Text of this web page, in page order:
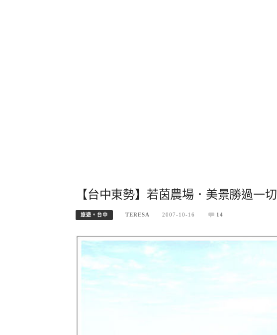
【台中東勢】若茵農場．美景勝過一切
旅遊。台中 TERESA 2007-10-16 14